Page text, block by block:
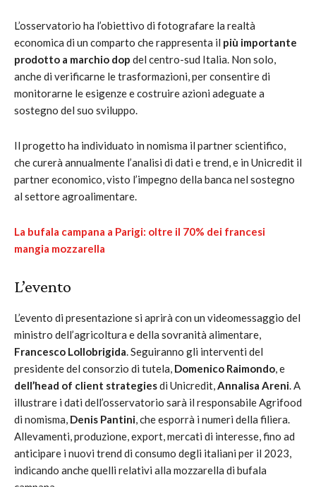
L’osservatorio ha l’obiettivo di fotografare la realtà
economica di un comparto che rappresenta il più importante
prodotto a marchio dop del centro-sud Italia. Non solo,
anche di verificarne le trasformazioni, per consentire di
monitorarne le esigenze e costruire azioni adeguate a
sostegno del suo sviluppo.
Il progetto ha individuato in nomisma il partner scientifico,
che curerà annualmente l’analisi di dati e trend, e in Unicredit il
partner economico, visto l’impegno della banca nel sostegno
al settore agroalimentare.
La bufala campana a Parigi: oltre il 70% dei francesi
mangia mozzarella
L’evento
L’evento di presentazione si aprirà con un videomessaggio del
ministro dell’agricoltura e della sovranità alimentare,
Francesco Lollobrigida. Seguiranno gli interventi del
presidente del consorzio di tutela, Domenico Raimondo, e
dell’head of client strategiesdi Unicredit,Annalisa Areni. A
illustrare i dati dell’osservatorio sarà il responsabile Agrifood
di nomisma, Denis Pantini, che esporrà i numeri della filiera.
Allevamenti, produzione, export, mercati di interesse, fino ad
anticipare i nuovi trend di consumo degli italiani per il 2023,
indicando anche quelli relativi alla mozzarella di bufala